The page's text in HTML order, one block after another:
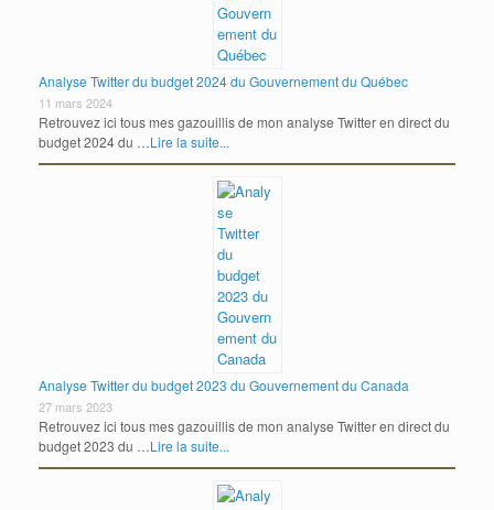
Analyse Twitter du budget 2024 du Gouvernement du Québec
11 mars 2024
Retrouvez ici tous mes gazouillis de mon analyse Twitter en direct du
budget 2024 du …Lire la suite...
Analyse Twitter du budget 2023 du Gouvernement du Canada
27 mars 2023
Retrouvez ici tous mes gazouillis de mon analyse Twitter en direct du
budget 2023 du …Lire la suite...